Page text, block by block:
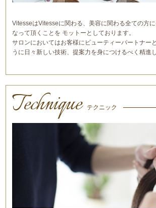
VitesseはVitesseに関わる、美容に関わる全ての方
なって頂くことを モットーとしております。
サロンにおいてはお客様にビューティーパートナー
うに日々新しい技術、提案力を身につけるべく精進
Technique テクニック